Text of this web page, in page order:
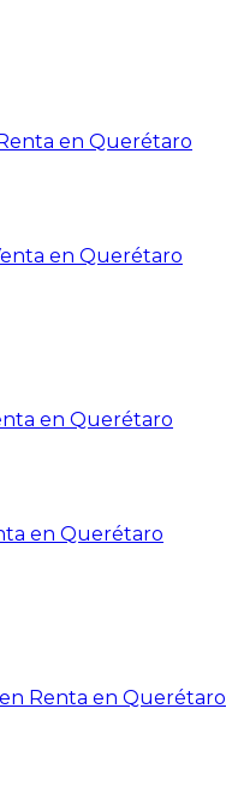
en Querétaro
en Querétaro
en Querétaro
en Querétaro
Renta en Querétaro